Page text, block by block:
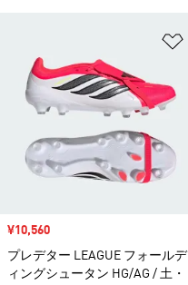
セール価格
¥10,560
プレデター LEAGUE フォールデ
ィングシュータン HG/AG / 土・